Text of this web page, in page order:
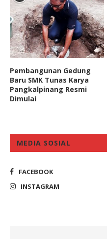
Pembangunan Gedung
Baru SMK Tunas Karya
Pangkalpinang Resmi
Dimulai
MEDIA SOSIAL
FACEBOOK
INSTAGRAM